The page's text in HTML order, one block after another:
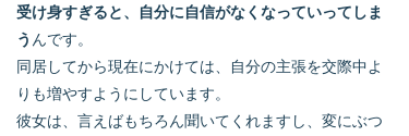
受け身すぎると、自分に自信がなくなっていってしま
う んです。
同居してから現在にかけては、自分の主張を交際中よ
りも増やすようにしています。
彼女は、言えばもちろん聞いてくれますし、変にぶつ